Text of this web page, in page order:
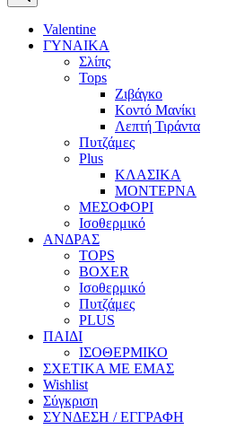
Valentine
ΓΥΝΑΙΚΑ
Σλίπς
Tops
Ζιβάγκο
Κοντό Μανίκι
Λεπτή Τιράντα
Πυτζάμες
Plus
ΚΛΑΣΙΚΑ
ΜΟΝΤΕΡΝΑ
ΜΕΣΟΦΟΡΙ
Ισοθερμικό
ΑΝΔΡΑΣ
TOPS
BOXER
Ισοθερμικό
Πυτζάμες
PLUS
ΠΑΙΔΙ
ΙΣΟΘΕΡΜΙΚΟ
ΣΧΕΤΙΚΑ ΜΕ ΕΜΑΣ
Wishlist
Σύγκριση
ΣΥΝΔΕΣΗ / ΕΓΓΡΑΦΗ